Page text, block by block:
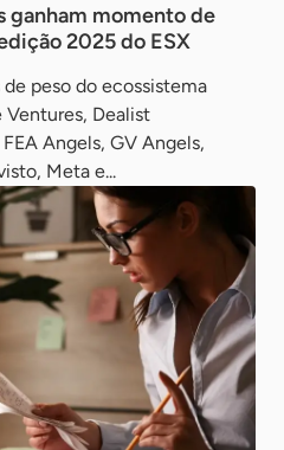
ganham momento de
2025 do ESX
peso do ecossistema
Ventures, Dealist
Angels, GV Angels,
Meta e...